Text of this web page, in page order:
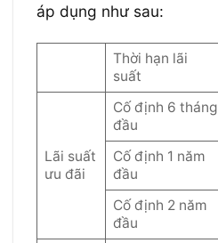
áp dụng như sau:
Thời hạn lãi
suất
Lãi suất
ưu đãi
Cố định 6 tháng
đầu
Cố định 1 năm
đầu
Cố định 2 năm
đầu